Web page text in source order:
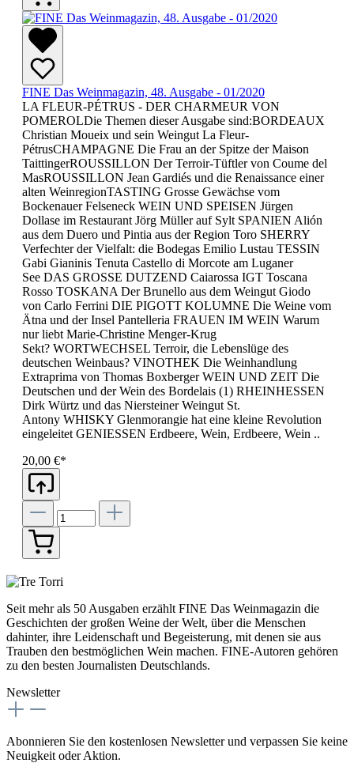
FINE Das Weinmagazin, 48. Ausgabe - 01/2020
LA FLEUR-PÉTRUS - DER CHARMEUR VON
POMEROLDie Themen dieser Ausgabe sind:BORDEAUX
Christian Moueix und sein Weingut La Fleur-
PétrusCHAMPAGNE Die Frau an der Spitze der Maison
TaittingerROUSSILLON Der Terroir-Tüftler von Coume del
MasROUSSILLON Jean Gardiés und die Renaissance einer
alten WeinregionTASTING Grosse Gewächse vom
Bockenauer Felseneck WEIN UND SPEISEN Jürgen
Dollase im Restaurant Jörg Müller auf Sylt SPANIEN Alión
aus dem Duero und Pintia aus der Region Toro SHERRY
Verfechter der Vielfalt: die Bodegas Emilio Lustau TESSIN
Gabi Gianinis Tenuta Castello di Morcote am Luganer
See DAS GROSSE DUTZEND Caiarossa IGT Toscana
Rosso TOSKANA Der Brunello aus dem Weingut Giodo
von Carlo Ferrini DIE PIGOTT KOLUMNE Die Weine vom
Ätna und der Insel Pantelleria FRAUEN IM WEIN Warum
nur liebt Marie-Christine Menger-Krug
Sekt? WORTWECHSEL Terroir, die Lebenslüge des
deutschen Weinbaus? VINOTHEK Die Weinhandlung
Extraprima von Thomas Boxberger WEIN UND ZEIT Die
Deutschen und der Wein des Bordelais (1) RHEINHESSEN
Dirk Würtz und das Niersteiner Weingut St.
Antony WHISKY Glenmorangie hat eine kleine Revolution
eingeleitet GENIESSEN Erdbeere, Wein, Erdbeere, Wein ..
20,00 €*
Seit mehr als 50 Ausgaben erzählt FINE Das Weinmagazin die
Geschichten der großen Weine der Welt, über die Menschen
dahinter, ihre Leidenschaft und Begeisterung, mit denen sie aus
Trauben den bestmöglichen Wein machen. FINE-Autoren gehören
zu den besten Journalisten Deutschlands.
Newsletter
Abonnieren Sie den kostenlosen Newsletter und verpassen Sie keine
Neuigkeit oder Aktion.